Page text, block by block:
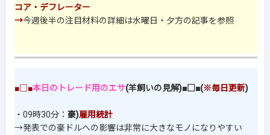
コア・デフレーター
→今週後半の注目材料の詳細は水曜日・夕方の記事を参照
■□■本日のトレード用のエサ(羊飼いの見解)■□■(※毎日更新)
・09時30分： 豪)雇用統計
→発表での豪ドルへの影響は非常に大きなモノになりやすい